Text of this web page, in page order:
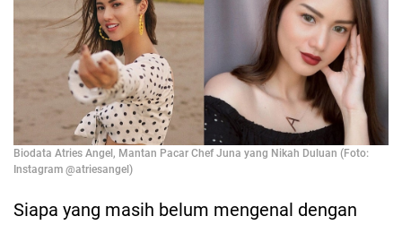
Biodata Atries Angel, Mantan Pacar Chef Juna yang Nikah Duluan (Foto:
Instagram @atriesangel)
Siapa yang masih belum mengenal dengan